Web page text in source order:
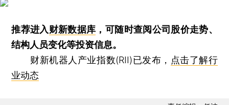
推荐进入财新数据库 ，可随时查阅公司股价走势、
结构人员变化等投资信息。
财新机器人产业指数(RII)已发布， 点击了解行
业动态